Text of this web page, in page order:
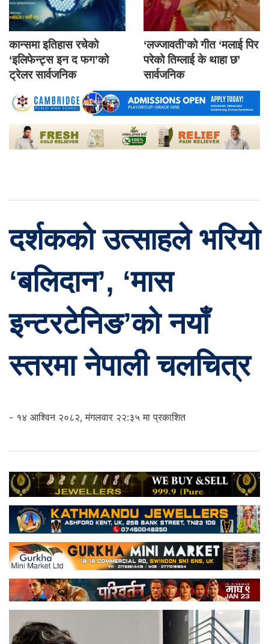
कान्समा इतिहास रचेको
‘इलिफेन्ट्स इन द फग’को
ट्रेलर सार्वजनिक
‘लज्जावती’को गीत ‘मलाई पिर
परेको तिम्लाई के थाहा छ’
सार्वजनिक
दर्शकको उत्साहले भरियो
‘बलिदान’, ‘मास
इन्टरटेनिङ’को नयाँ
स्तरमा नेपाली चलचित्र
- १४ आश्विन २०८२, मंगलवार २२:३५ मा प्रकाशित